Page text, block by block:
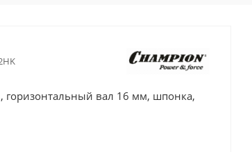
горизонтальный вал 16 мм, шпонка,